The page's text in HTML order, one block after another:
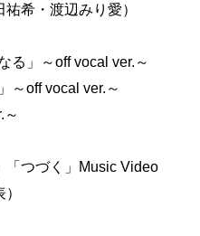
希・渡辺みり愛）
る」～off vocal ver.～
～off vocal ver.～
「つづく」Music Video